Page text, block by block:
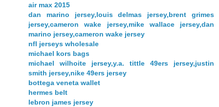
air max 2015
dan marino jersey,louis delmas jersey,brent grimes
jersey,cameron wake jersey,mike wallace jersey,dan
marino jersey,cameron wake jersey
nfl jerseys wholesale
michael kors bags
michael wilhoite jersey,y.a. tittle 49ers jersey,justin
smith jersey,nike 49ers jersey
bottega veneta wallet
hermes belt
lebron james jersey